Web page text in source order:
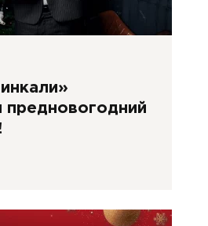
предновогодний